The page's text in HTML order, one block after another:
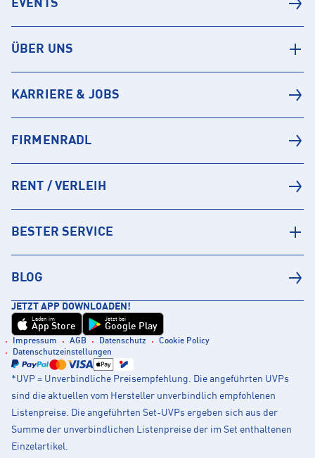
EVENTS
ÜBER UNS
KARRIERE & JOBS
FIRMENRADL
RENT / VERLEIH
BESTER SERVICE
BLOG
JETZT APP DOWNLOADEN!
Laden im
App Store
Jetzt bei
Google Play
Impressum AGB Datenschutz
Cookie Policy
Datenschutzeinstellungen
*UVP = Unverbindliche Preisempfehlung. Die angeführten UVPs
sind die aktuellen vom Hersteller unverbindlich empfohlenen
Listenpreise. Die angeführten Set-UVPs ergeben sich aus der
Summe der unverbindlichen Listenpreise der im Set enthaltenen
Einzelartikel.